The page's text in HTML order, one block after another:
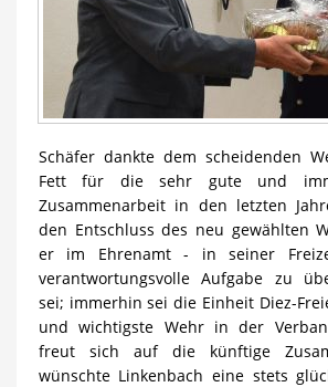
Schäfer dankte dem scheidenden
Fett für die sehr gute und
Zusammenarbeit in den letzten
den Entschluss des neu gewählten
er im Ehrenamt - in seiner
verantwortungsvolle Aufgabe zu
sei; immerhin sei die Einheit Diez-
und wichtigste Wehr in der
freut sich auf die künftige
wünschte Linkenbach eine stets